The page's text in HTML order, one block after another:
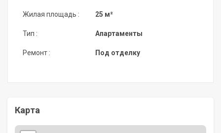
Жилая площадь :
Тип :
Ремонт :
25 м²
Апартаменты
Под отделку
Карта